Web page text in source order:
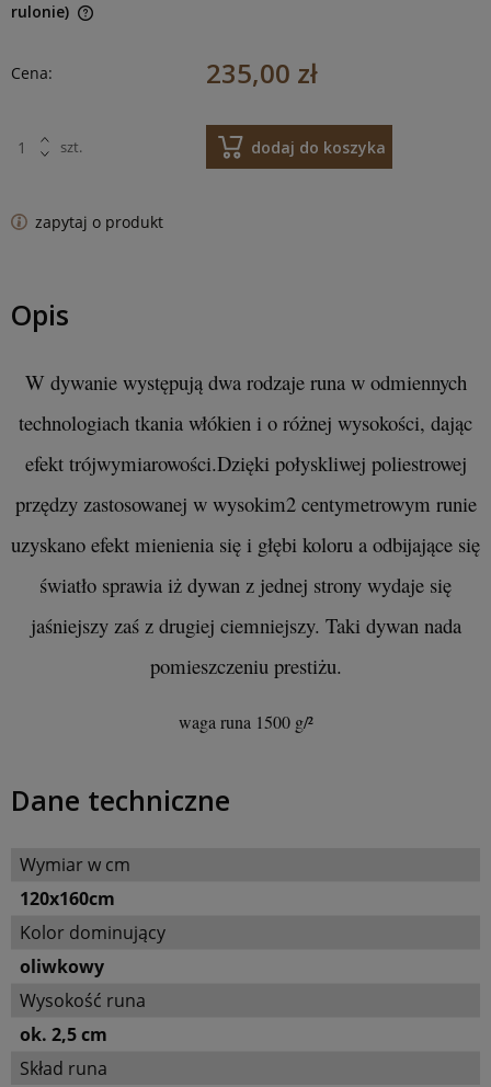
rulonie)
Cena: 235,00 zł
szt. dodaj do koszyka
zapytaj o produkt
Opis
W dywanie występują dwa rodzaje runa w odmiennych
technologiach tkania włókien i o różnej wysokości, dając
efekt trójwymiarowości.Dzięki połyskliwej poliestrowej
przędzy zastosowanej w wysokim2 centymetrowym runie
uzyskano efekt mienienia się i głębi koloru a odbijające się
światło sprawia iż dywan z jednej strony wydaje się
jaśniejszy zaś z drugiej ciemniejszy. Taki dywan nada
pomieszczeniu prestiżu.
waga runa 1500 g/²
Dane techniczne
Wymiar w cm
120x160cm
Kolor dominujący
oliwkowy
Wysokość runa
ok. 2,5 cm
Skład runa